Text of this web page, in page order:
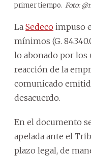
primer tiempo. Foto:
La Sedeco impuso
mínimos (G.
lo abonado por los
reacción de la
comunicado
desacuerdo.
En el documento
apelada ante el
plazo legal, de